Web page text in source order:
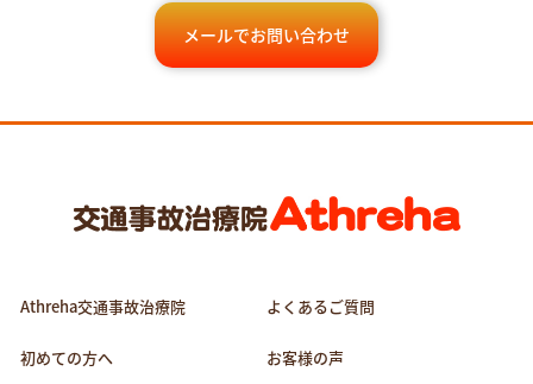
メールでお問い合わせ
Athreha交通事故治療院
初めての方へ
よくあるご質問
お客様の声